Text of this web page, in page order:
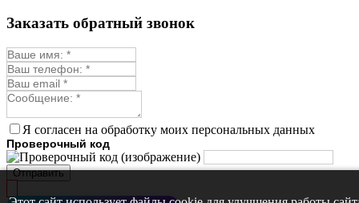
Заказать обратный звонок
Я согласен на обработку моих персональных данных
Проверочный код
Отправить